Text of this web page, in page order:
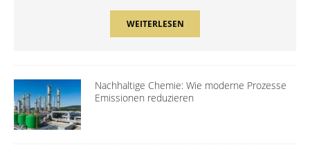
WEITERLESEN
Nachhaltige Chemie: Wie moderne Prozesse
Emissionen reduzieren